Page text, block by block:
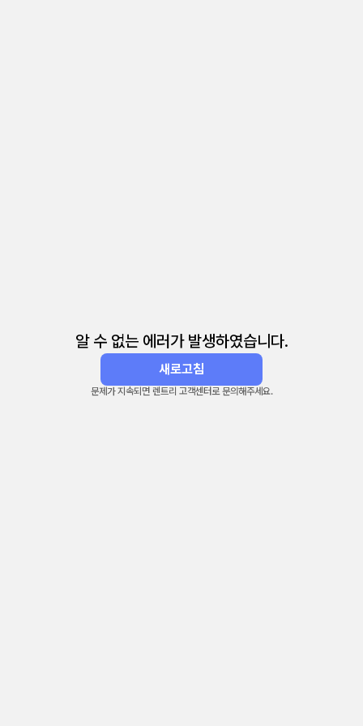
알 수 없는 에러가 발생하였습니다.
새로고침
문제가 지속되면 렌트리 고객센터로 문의해주세요.